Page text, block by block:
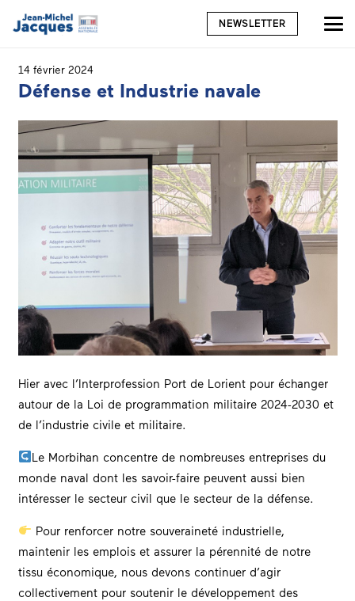
NEWSLETTER
14 février 2024
Défense et Industrie navale
Hier avec l’Interprofession Port de Lorient pour échanger
autour de la Loi de programmation militaire 2024-2030 et
de l’industrie civile et militaire.
Le Morbihan concentre de nombreuses entreprises du
monde naval dont les savoir-faire peuvent aussi bien
intéresser le secteur civil que le secteur de la défense.
Pour renforcer notre souveraineté industrielle,
maintenir les emplois et assurer la pérennité de notre
tissu économique, nous devons continuer d’agir
collectivement pour soutenir le développement des